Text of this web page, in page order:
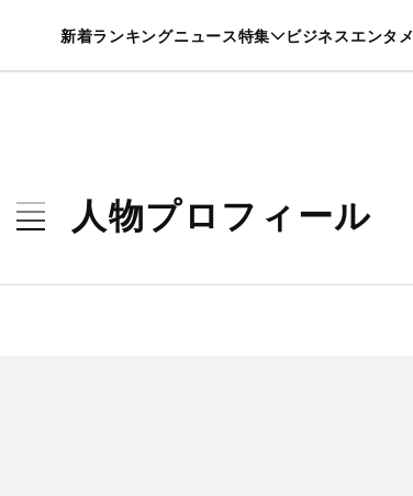
新着ランキングニュース特集 ビジネスエンタメ
暮らし スポーツ ヘルスケア 美容 グルメ
人物プロフィール